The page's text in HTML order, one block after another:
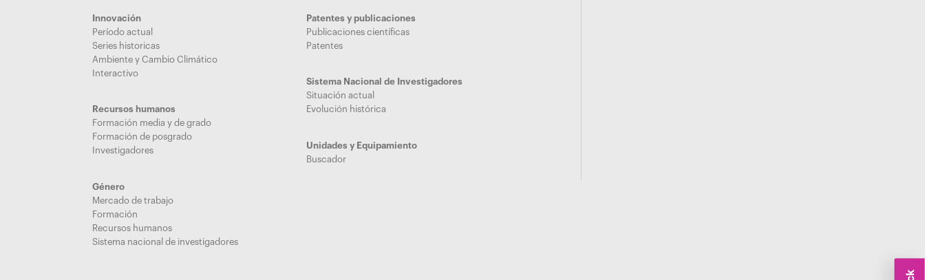
Innovación
Período actual
Series historicas
Ambiente y Cambio Climático
Interactivo
Recursos humanos
Formación media y de grado
Formación de posgrado
Investigadores
Género
Mercado de trabajo
Formación
Recursos humanos
Sistema nacional de investigadores
Patentes y publicaciones
Publicaciones científicas
Patentes
Sistema Nacional de Investigadores
Situación actual
Evolución histórica
Unidades y Equipamiento
Buscador